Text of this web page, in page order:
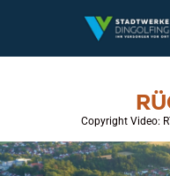
Copyright Video: